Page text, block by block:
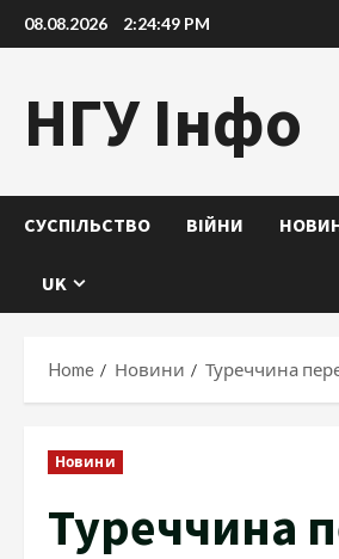
Skip
to
08.08.2026 2:24:50 PM
НГУ Інфо
СУСПІЛЬСТВО ВІЙНИ
UK
Home Новини Туреччина
Новини
Туреччина